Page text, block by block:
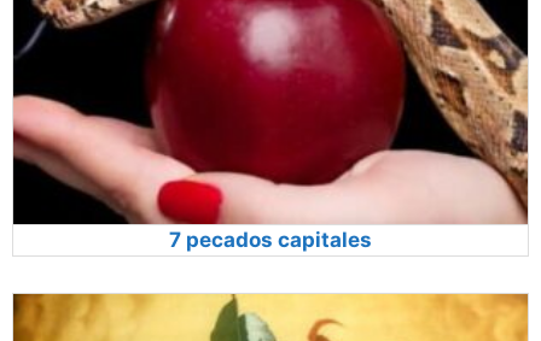
7 pecados capitales